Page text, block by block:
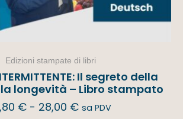
Edizioni stampate di libri
Il segreto della
longevità – Libro stampato
€ - 28,00 € sa PDV